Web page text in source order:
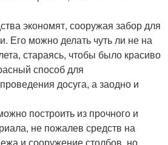
экономят, сооружая забор для
Его можно делать чуть ли не на
стараясь, чтобы было красиво
способ для
досуга, а заодно и
построить из прочного и
не пожалев средств на